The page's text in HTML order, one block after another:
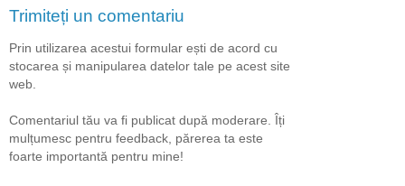
Trimiteți un comentariu
Prin utilizarea acestui formular ești de acord cu
stocarea și manipularea datelor tale pe acest site
web.
Comentariul tău va fi publicat după moderare. Îți
mulțumesc pentru feedback, părerea ta este
foarte importantă pentru mine!